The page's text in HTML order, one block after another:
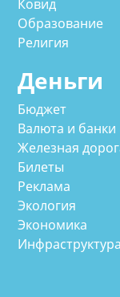
Ковид
Образование
Религия
Деньги
Бюджет
Валюта и банки
Железная
Билеты
Реклама
Экология
Экономика
Инфраструктура